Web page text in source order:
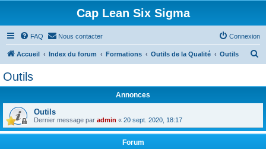
Cap Lean Six Sigma
FAQ Nous contacter Connexion
Accueil Index du forum Formations Outils de la Qualité Outils
Outils
Annonces
Outils
Dernier message par admin « 20 sept. 2020, 18:17
Forum